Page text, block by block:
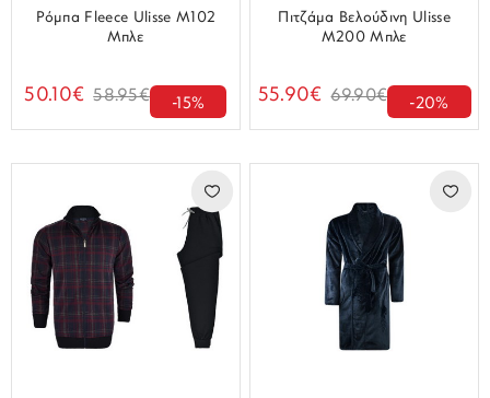
Ρόμπα Fleece Ulisse M102
Μπλε
50.10€ 58.95€ -15%
Πιτζάμα Βελούδινη Ulisse
M200 Μπλε
55.90€ 69.90€ -20%